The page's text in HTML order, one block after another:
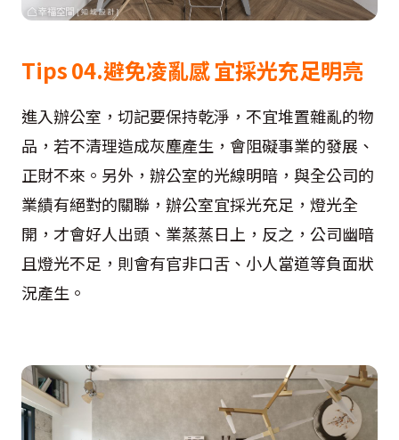
Tips 04.避免凌亂感宜採光充足明亮
進入辦公室，切記要保持乾淨，不宜堆置雜亂的物
品，若不清理造成灰塵產生，會阻礙事業的發展、
正財不來。另外，辦公室的光線明暗，與全公司的
業績有絕對的關聯，辦公室宜採光充足，燈光全
開，才會好人出頭、業蒸蒸日上，反之，公司幽暗
且燈光不足，則會有官非口舌、小人當道等負面狀
況產生。